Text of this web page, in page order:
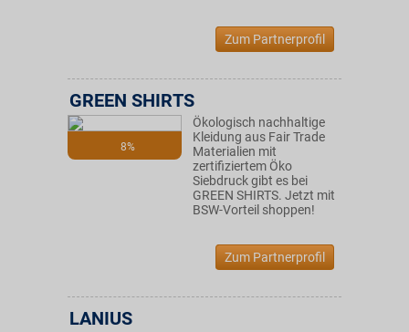
Zum Partnerprofil
8%
GREEN SHIRTS
Ökologisch nachhaltige
Kleidung aus Fair Trade
Materialien mit
zertifiziertem Öko
Siebdruck gibt es bei
GREEN SHIRTS. Jetzt mit
BSW-Vorteil shoppen!
Zum Partnerprofil
LANIUS